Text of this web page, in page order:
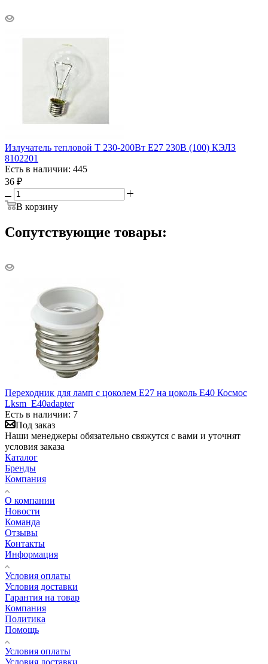
Излучатель тепловой Т 230-200Вт E27 230В (100) КЭЛЗ
8102201
Есть в наличии: 445
36 ₽
В корзину
Сопутствующие товары:
Переходник для ламп с цоколем E27 на цоколь E40 Космос
Lksm_E40adapter
Есть в наличии: 7
Под заказ
Наши менеджеры обязательно свяжутся с вами и уточнят
условия заказа
Каталог
Бренды
Компания
О компании
Новости
Команда
Отзывы
Контакты
Информация
Условия оплаты
Условия доставки
Гарантия на товар
Компания
Политика
Помощь
Условия оплаты